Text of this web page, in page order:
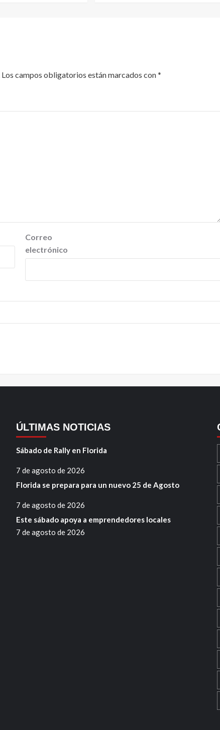
Los campos obligatorios están marcados con*
Correo
electrónico
ÚLTIMAS NOTICIAS
Sábado de Rally en Florida
7 de agosto de 2026
Florida se prepara para un nuevo 25 de Agosto
7 de agosto de 2026
Este sábado apoya a emprendedores locales
7 de agosto de 2026